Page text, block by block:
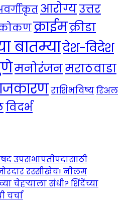
आरोग्यउत्तर
क्राईमक्रीडा
बातम्यादेश-विदेश
मनोरंजनमराठवाडा
राशिभविष्यरिअल
विदर्भ